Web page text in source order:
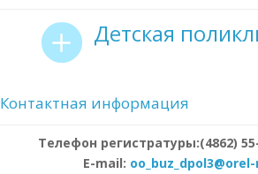
Детская
Контактная информация
Телефон регистратуры:(4862)
E-mail: